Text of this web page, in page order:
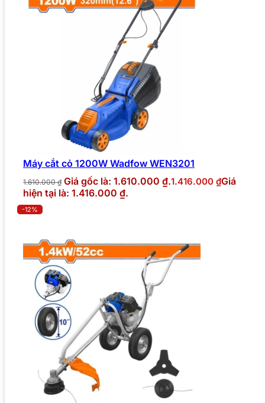
Máy cắt cỏ 1200W Wadfow WEN3201
1.610.000₫ Giá gốc là: 1.610.000 ₫.1.416.000 ₫Giá
hiện tại là: 1.416.000 ₫.
-12%